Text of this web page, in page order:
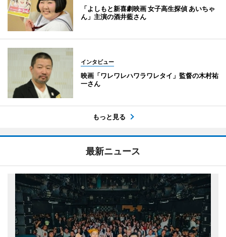
「よしもと新喜劇映画 女子高生探偵 あいちゃ
ん」主演の酒井藍さん
インタビュー
映画「ワレワレハワラワレタイ」監督の木村祐
一さん
もっと見る
最新ニュース